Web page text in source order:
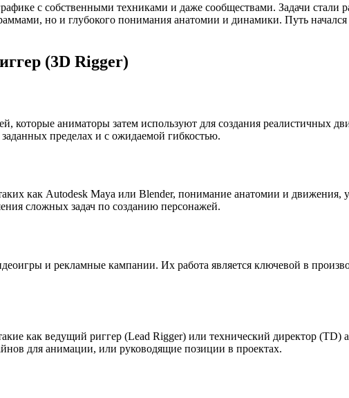
с собственными техниками и даже сообществами. Задачи стали
но и глубокого понимания анатомии и динамики. Путь
(3D Rigger)
которые аниматоры затем используют для создания реалистичных
пределах и с ожидаемой гибкостью.
как Autodesk Maya или Blender, понимание анатомии и движения,
сложных задач по созданию персонажей.
и рекламные кампании. Их работа является ключевой в
как ведущий риггер (Lead Rigger) или технический директор
для анимации, или руководящие позиции в проектах.